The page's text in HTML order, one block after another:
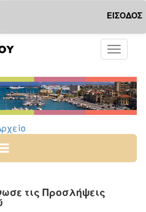
ΕΙΣΟΔΟΣ
Toggle
τις Προσλήψεις